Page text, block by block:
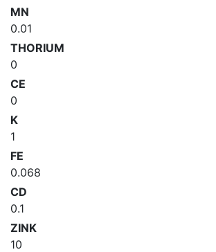
MN
0.01
THORIUM
0
CE
0
K
1
FE
0.068
CD
0.1
ZINK
10